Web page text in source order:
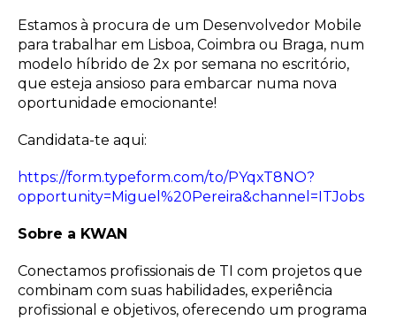
Estamos à procura de um Desenvolvedor Mobile
para trabalhar em Lisboa, Coimbra ou Braga, num
modelo híbrido de 2x por semana no escritório,
que esteja ansioso para embarcar numa nova
oportunidade emocionante!
Candidata-te aqui:
https://form.typeform.com/to/PYqxT8NO?
opportunity=Miguel%20Pereira&channel=ITJobs
Sobre a KWAN
Conectamos profissionais de TI com projetos que
combinam com suas habilidades, experiência
profissional e objetivos, oferecendo um programa